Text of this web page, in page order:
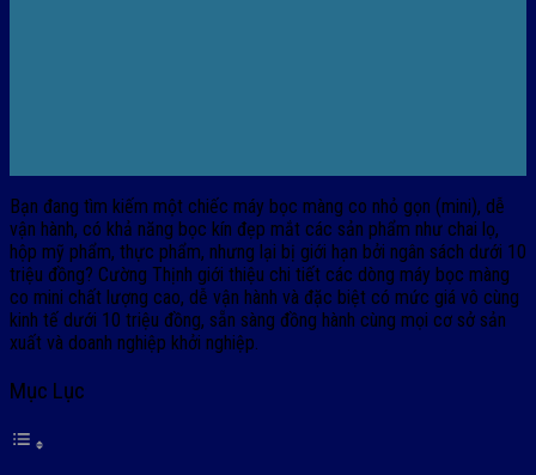
Bạn đang tìm kiếm một chiếc máy bọc màng co nhỏ gọn (mini), dễ
vận hành, có khả năng bọc kín đẹp mắt các sản phẩm như chai lọ,
hộp mỹ phẩm, thực phẩm, nhưng lại bị giới hạn bởi ngân sách dưới 10
triệu đồng? Cường Thịnh giới thiệu chi tiết các dòng máy bọc màng
co mini chất lượng cao, dễ vận hành và đặc biệt có mức giá vô cùng
kinh tế dưới 10 triệu đồng, sẵn sàng đồng hành cùng mọi cơ sở sản
xuất và doanh nghiệp khởi nghiệp.
Mục Lục